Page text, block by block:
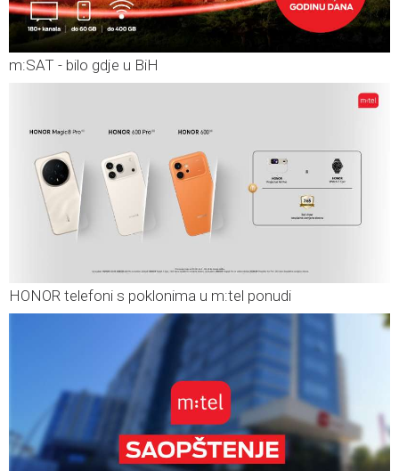
m:SAT - bilo gdje u BiH
HONOR telefoni s poklonima u m:tel ponudi